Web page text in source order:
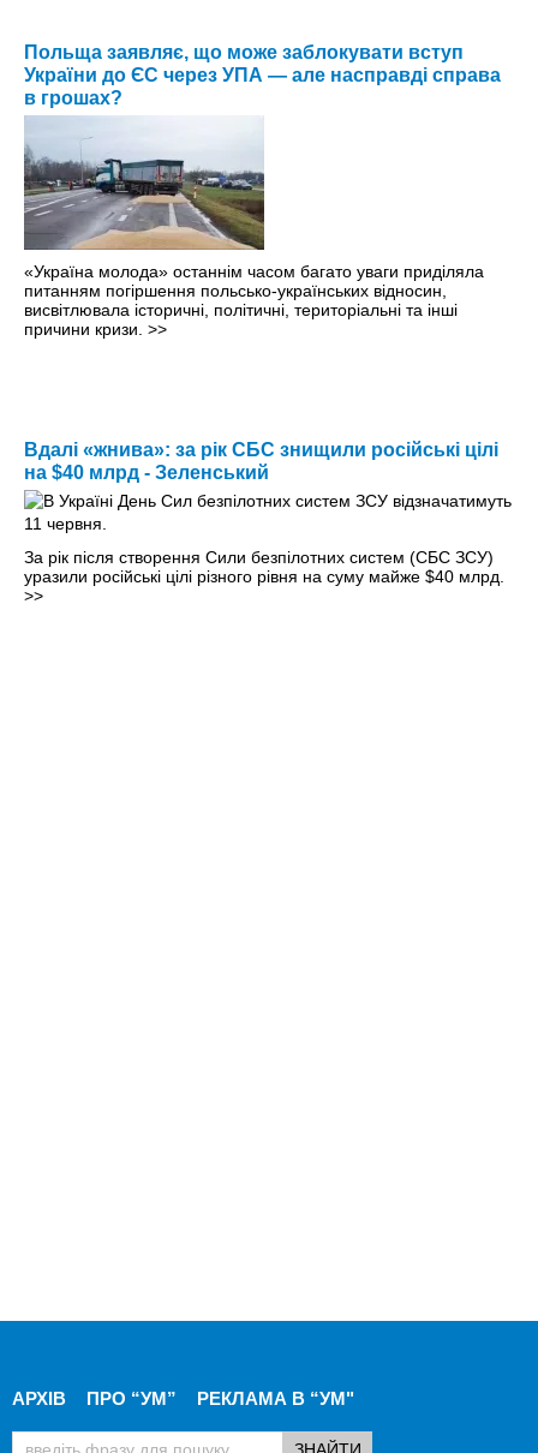
Польща заявляє, що може заблокувати вступ
України до ЄС через УПА — але насправді справа
в грошах?
«Україна молода» останнім часом багато уваги приділяла
питанням погіршення польсько-українських відносин,
висвітлювала історичні, політичні, територіальні та інші
причини кризи. >>
Вдалі «жнива»: за рік СБС знищили російські цілі
на $40 млрд - Зеленський
За рік після створення Сили безпілотних систем (СБС ЗСУ)
уразили російські цілі різного рівня на суму майже $40 млрд.
>>
АРХІВ ПРО “УМ” РЕКЛАМА В “УМ"